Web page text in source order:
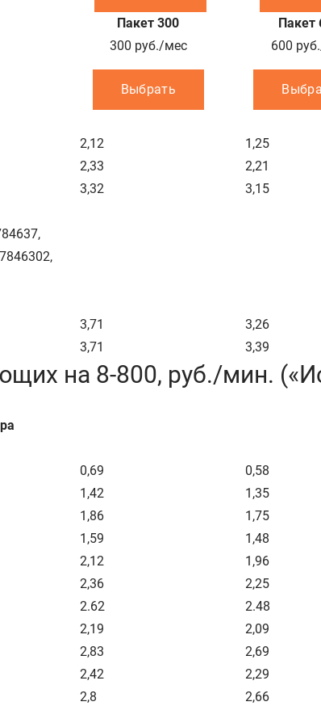
Пакет 300
300 руб./мес
Выбрать
Пакет
600
2,12 1,25
2,33 2,21
3,32 3,15
3,71 3,26
3,71 3,39
на 8-800, руб./мин.
0,69 0,58
1,42 1,35
1,86 1,75
1,59 1,48
2,12 1,96
2,36 2,25
2.62 2.48
2,19 2,09
2,83 2,69
2,42 2,29
2,8 2,66